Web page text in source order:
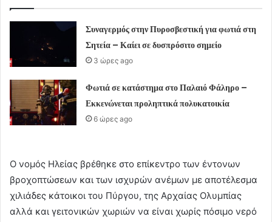
Συναγερμός στην Πυροσβεστική για φωτιά στη
Σητεία – Καίει σε δυσπρόσιτο σημείο
3 ώρες ago
Φωτιά σε κατάστημα στο Παλαιό Φάληρο –
Εκκενώνεται προληπτικά πολυκατοικία
6 ώρες ago
Ο νομός Ηλείας βρέθηκε στο επίκεντρο των έντονων
βροχοπτώσεων και των ισχυρών ανέμων με αποτέλεσμα
χιλιάδες κάτοικοι του Πύργου, της Αρχαίας Ολυμπίας
αλλά και γειτονικών χωριών να είναι χωρίς πόσιμο νερό